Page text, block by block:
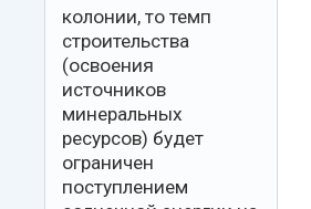
колонии, то темп
строительства
(освоения
источников
минеральных
ресурсов) будет
ограничен
поступлением